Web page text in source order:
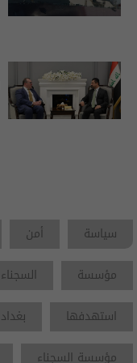
سياسة أمن
مؤسسة
السجناء
استهدفها
بغداد
مؤسسة السجناء